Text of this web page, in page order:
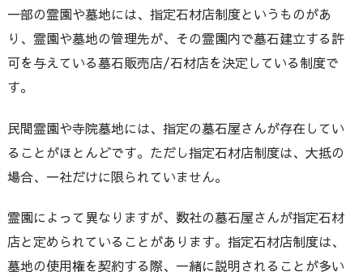
一部の霊園や墓地には、指定石材店制度というものがあ
り、霊園や墓地の管理先が、その霊園内で墓石建立する許
可を与えている墓石販売店/石材店を決定している制度で
す。
民間霊園や寺院墓地には、指定の墓石屋さんが存在してい
ることがほとんどです。ただし指定石材店制度は、大抵の
場合、一社だけに限られていません。
霊園によって異なりますが、数社の墓石屋さんが指定石材
店と定められていることがあります。指定石材店制度は、
墓地の使用権を契約する際、一緒に説明されることが多い